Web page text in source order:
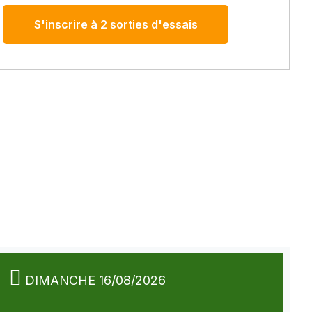
S'inscrire à 2 sorties d'essais
DIMANCHE 16/08/2026